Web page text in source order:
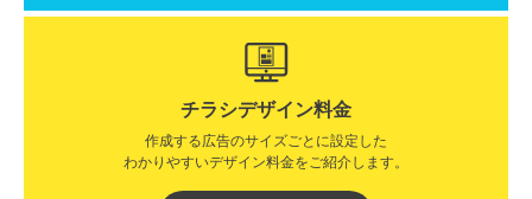
チラシデザイン料金
作成する広告のサイズごとに設定した
わかりやすいデザイン料金をご紹介します。​​